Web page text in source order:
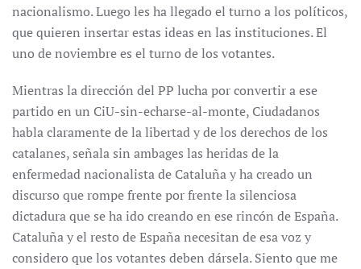
nacionalismo. Luego les ha llegado el turno a los políticos,
que quieren insertar estas ideas en las instituciones. El
uno de noviembre es el turno de los votantes.
Mientras la dirección del PP lucha por convertir a ese
partido en un CiU-sin-echarse-al-monte, Ciudadanos
habla claramente de la libertad y de los derechos de los
catalanes, señala sin ambages las heridas de la
enfermedad nacionalista de Cataluña y ha creado un
discurso que rompe frente por frente la silenciosa
dictadura que se ha ido creando en ese rincón de España.
Cataluña y el resto de España necesitan de esa voz y
considero que los votantes deben dársela. Siento que me